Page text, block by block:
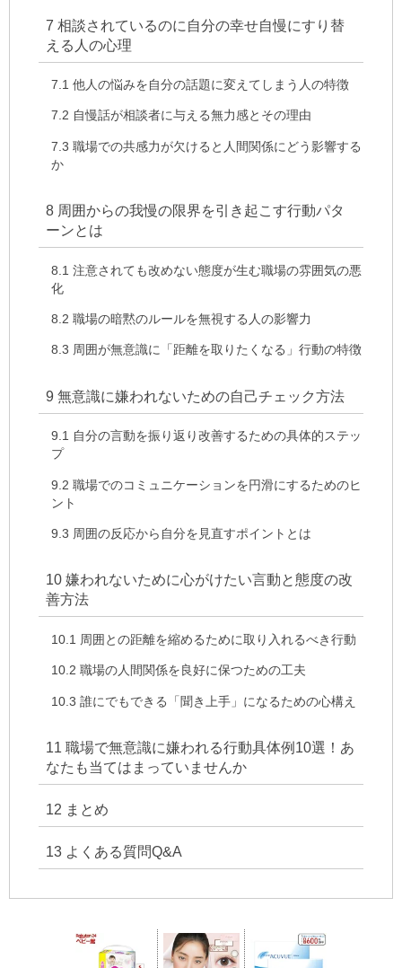
7 相談されているのに自分の幸せ自慢にすり替
える人の心理
7.1 他人の悩みを自分の話題に変えてしまう人の特徴
7.2 自慢話が相談者に与える無力感とその理由
7.3 職場での共感力が欠けると人間関係にどう影響する
か
8 周囲からの我慢の限界を引き起こす行動パタ
ーンとは
8.1 注意されても改めない態度が生む職場の雰囲気の悪
化
8.2 職場の暗黙のルールを無視する人の影響力
8.3 周囲が無意識に「距離を取りたくなる」行動の特徴
9 無意識に嫌われないための自己チェック方法
9.1
自分の言動を振り返り改善するための具体的ステッ
プ
9.2 職場でのコミュニケーションを円滑にするためのヒ
ント
9.3 周囲の反応から自分を見直すポイントとは
10 嫌われないために心がけたい言動と態度の改
善方法
10.1 周囲との距離を縮めるために取り入れるべき行動
10.2 職場の人間関係を良好に保つための工夫
10.3 誰にでもできる「聞き上手」になるための心構え
11 職場で無意識に嫌われる行動具体例10選！あ
なたも当てはまっていませんか
12 まとめ
13 よくある質問Q&A